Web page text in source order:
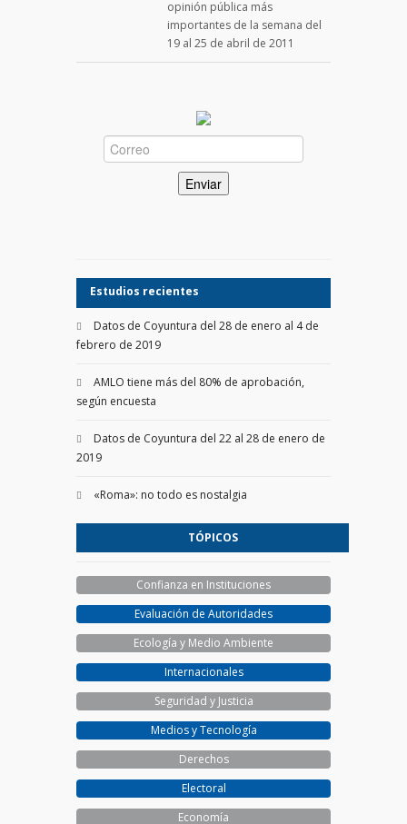
opinión pública más
importantes de la semana del
19 al 25 de abril de 2011
Estudios recientes
Datos de Coyuntura del 28 de enero al 4 de
febrero de 2019
AMLO tiene más del 80% de aprobación,
según encuesta
Datos de Coyuntura del 22 al 28 de enero de
2019
«Roma»: no todo es nostalgia
TÓPICOS
Confianza en Instituciones
Evaluación de Autoridades
Ecología y Medio Ambiente
Internacionales
Seguridad y Justicia
Medios y Tecnología
Derechos
Electoral
Economía